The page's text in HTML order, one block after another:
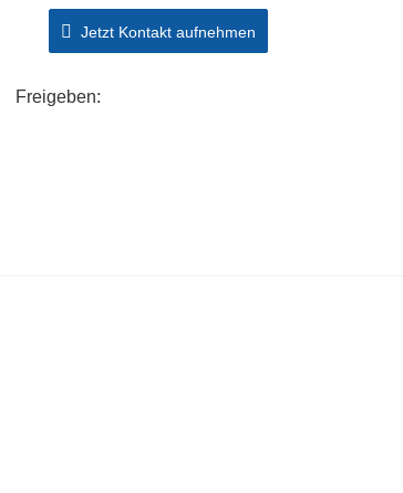
Garden string - This orange string is ideal for
up tomato plants, or for wick watering african
for use as panorama twine, property line
Jetzt Kontakt aufnehmen
Freigeben: